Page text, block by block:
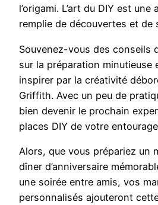
l’origami. L’art du DIY est
remplie de découvertes et de
Souvenez-vous des conseils
sur la préparation minutieuse
inspirer par la créativité
Griffith. Avec un peu de
bien devenir le prochain
places DIY de votre
Alors, que vous prépariez un
dîner d’anniversaire
une soirée entre amis, vos
personnalisés ajouteront